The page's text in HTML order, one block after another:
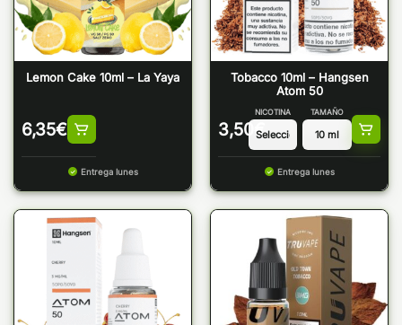
Lemon Cake 10ml – La Yaya
6,35€
Entrega lunes
Tobacco 10ml – Hangsen
Atom 50
3,50 €
NICOTINA TAMAÑO
Entrega lunes